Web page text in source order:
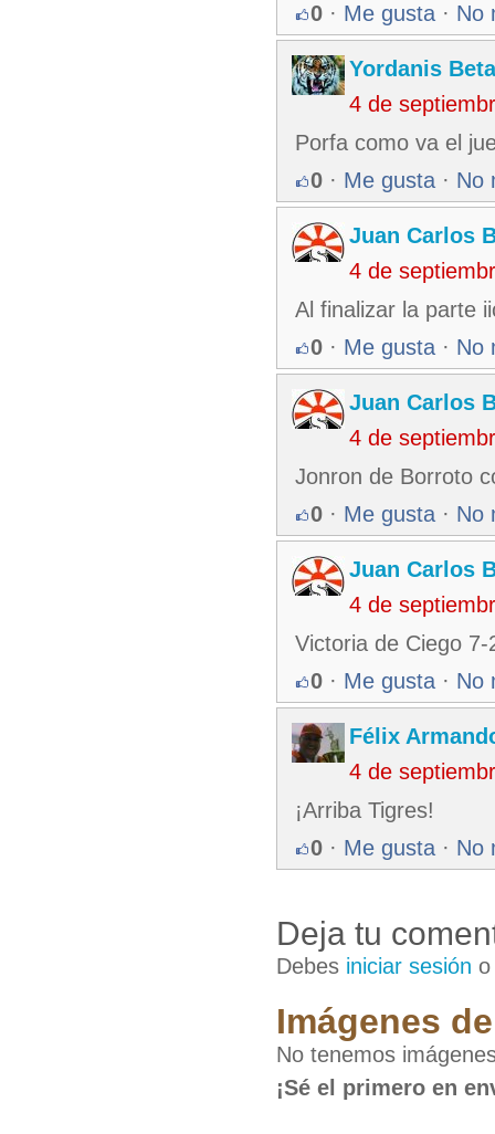
0 · Me gusta · No
Yordanis
4 de
Porfa como va el
0 · Me gusta · No
Juan Carlos
4 de
Al finalizar la parte
0 · Me gusta · No
Juan Carlos
4 de
Jonron de Borroto
0 · Me gusta · No
Juan Carlos
4 de
Victoria de Ciego 7-
0 · Me gusta · No
Félix
4 de
¡Arriba Tigres!
0 · Me gusta · No
Deja tu
Debes iniciar sesión
Imágenes
No tenemos
¡Sé el primero en